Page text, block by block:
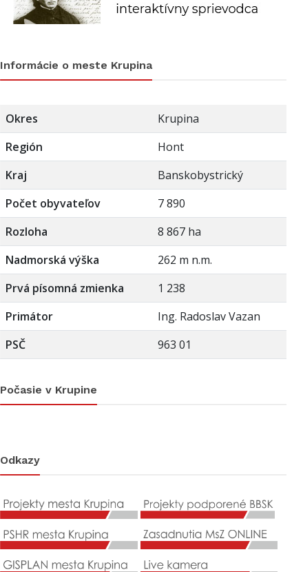
Informácie o meste Krupina
Okres
Krupina
Región
Hont
Kraj
Banskobystrický
Počet obyvateľov
7 890
Rozloha
8 867 ha
Nadmorská výška
262 m n.m.
Prvá písomná zmienka
1 238
Primátor
Ing. Radoslav Vazan
PSČ
963 01
Počasie v Krupine
Odkazy